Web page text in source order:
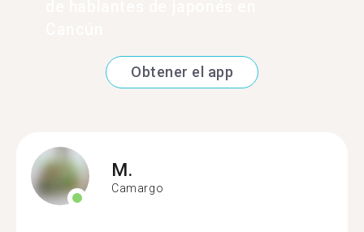
Obtener el app
M.
Camargo